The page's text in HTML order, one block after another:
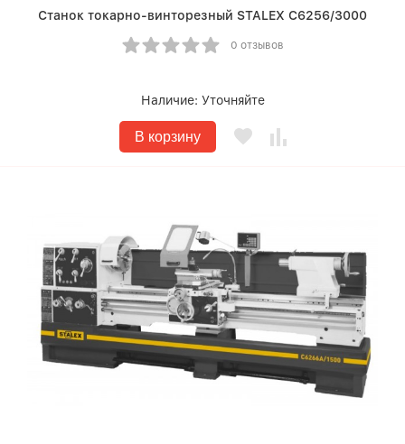
Станок токарно-винторезный STALEX C6256/3000
0 отзывов
Наличие: Уточняйте
В корзину